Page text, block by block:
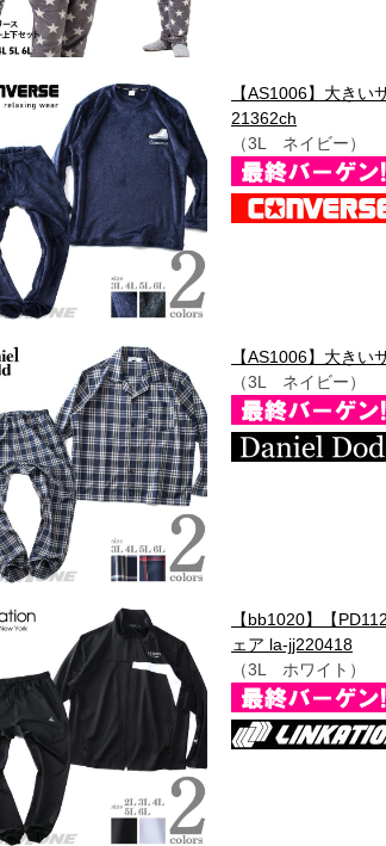
【AS1006】大き
21362ch
（3L ネイビー）
【AS1006】大き
（3L ネイビー）
【bb1020】【
ェア la-jj220418
（3L ホワイト）